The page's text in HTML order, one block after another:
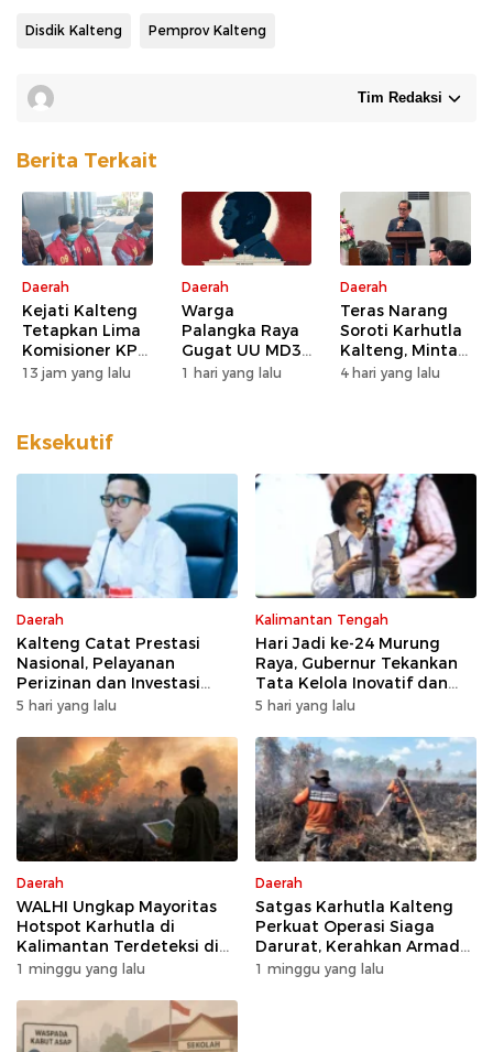
Disdik Kalteng Pemprov Kalteng
Tim Redaksi
Berita Terkait
Daerah
Kejati Kalteng
Tetapkan Lima
Komisioner KPU
Kotim sebagai
13 jam yang lalu
Daerah
Warga
Palangka Raya
Gugat UU MD3
dan UU P3 ke
1 hari yang lalu
Daerah
Teras Narang
Soroti Karhutla
Kalteng, Minta
Pengawasan
4 hari yang lalu
Eksekutif
Daerah
Kalteng Catat Prestasi
Nasional, Pelayanan
Perizinan dan Investasi
Raih Predikat Sangat Baik
5 hari yang lalu
Kalimantan Tengah
Hari Jadi ke-24 Murung
Raya, Gubernur Tekankan
Tata Kelola Inovatif dan
Kesiapsiagaan Karhutla
5 hari yang lalu
Daerah
WALHI Ungkap Mayoritas
Hotspot Karhutla di
Kalimantan Terdeteksi di
Area Konsesi
1 minggu yang lalu
Daerah
Satgas Karhutla Kalteng
Perkuat Operasi Siaga
Darurat, Kerahkan Armada
Udara dan Darat
1 minggu yang lalu